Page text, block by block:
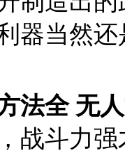
器当然
法全 无
战斗力